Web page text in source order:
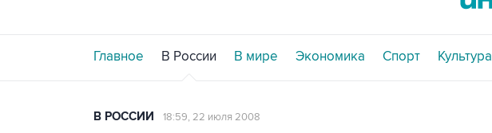
Главное В России В мире Экономика Спорт Культура
В РОССИИ 18:59, 22 июля 2008